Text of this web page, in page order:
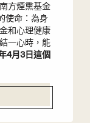
方煙熏基金
使命：為身
和心理健康
一心時，能
4月3日這個